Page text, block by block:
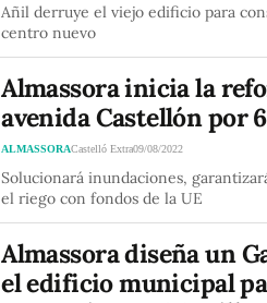
Añil derruye el viejo edificio para
centro nuevo
Almassora inicia la
avenida Castellón por
ALMASSORACastelló Extra09/08/2022
Solucionará inundaciones,
el riego con fondos de la UE
Almassora diseña un
el edificio municipal